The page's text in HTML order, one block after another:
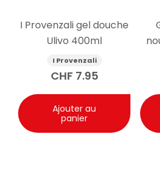
I Provenzali gel douche
Ulivo 400ml
I Provenzali
CHF 7.95
Ajouter au
panier